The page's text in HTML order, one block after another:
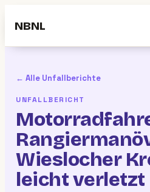
NBNL
← Alle Unfallberichte
UNFALLBERICHT
Wieslocher
leicht verletzt